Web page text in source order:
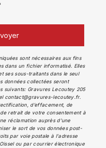
sont nécessaires aux fins
dans un fichier informatisé. Elles
ses sous-traitants dans le seul
données collectées seront
suivants: Gravures Lecoutey 205
contact@gravures-lecoutey.fr.
d’effacement, de
retrait de votre consentement à
réclamation auprès d’une
le sort de vos données post-
par voie postale à l'adresse
ou par courrier électronique